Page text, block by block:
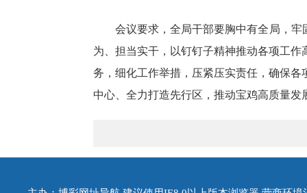
会议要求，全局干部要胸中有全局，牢
为、担当实干，以钉钉子精神推动各项工
务，细化工作举措，压紧压实责任，确保
中心、全力打造先行区，推动宝鸡高质量发